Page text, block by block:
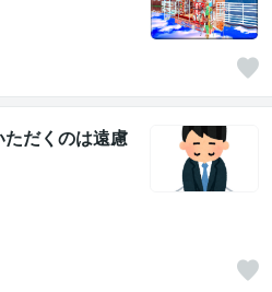
だくのは遠慮